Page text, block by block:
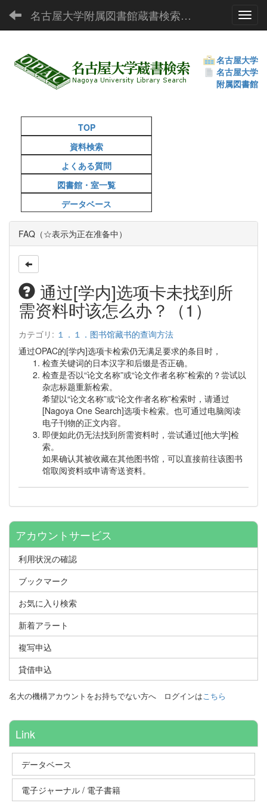
名古屋大学附属図書館蔵書検索（OPAC）
名古屋大学
名古屋大学
附属図書館
TOP
資料検索
よくある質問
図書館・室一覧
データベース
FAQ（☆表示为正在准备中）
通过[学内]选项卡未找到所
需资料时该怎么办？（1）
カテゴリ: １．１．图书馆藏书的查询方法
通过OPAC的[学内]选项卡检索仍无满足要求的条目时，
检查关键词的日本汉字和后缀是否正确。
检查是否以“论文名称”或“论文作者名称”检索的？尝试以
杂志标题重新检索。
希望以“论文名称”或“论文作者名称”检索时，请通过
[Nagoya One Search]选项卡检索。也可通过电脑阅读
电子刊物的正文内容。
即便如此仍无法找到所需资料时，尝试通过[他大学]检
索。
如果确认其被收藏在其他图书馆，可以直接前往该图书
馆取阅资料或申请寄送资料。
アカウントサービス
利用状況の確認
ブックマーク
お気に入り検索
新着アラート
複写申込
貸借申込
名大の機構アカウントをお持ちでない方へ ログインはこちら
Link
データベース
電子ジャーナル / 電子書籍